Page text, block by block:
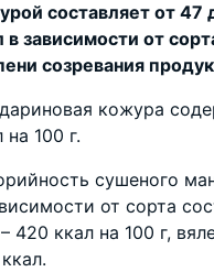
составляет от 47
в зависимости от
созревания
кожура
на 100 г.
сушеного
от сорта
420 ккал на 100 г,